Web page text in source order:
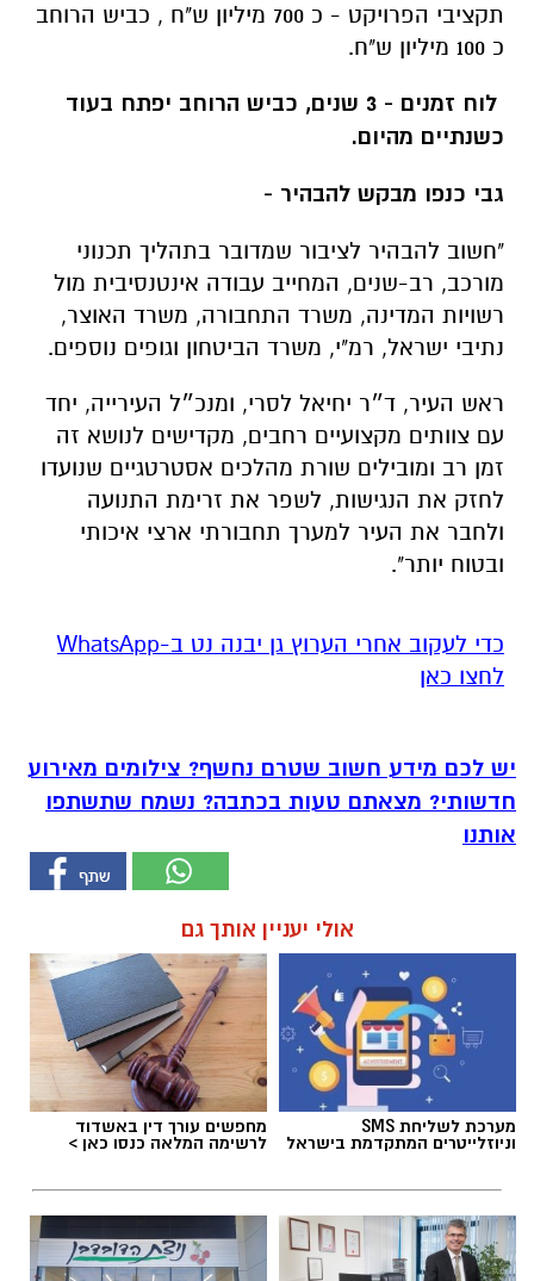
תקציבי הפרויקט - כ 700 מיליון ש"ח , כביש הרוחב
כ 100 מיליון ש"ח.
לוח זמנים - 3 שנים, כביש הרוחב יפתח בעוד
כשנתיים מהיום.
גבי כנפו מבקש להבהיר -
"חשוב להבהיר לציבור שמדובר בתהליך תכנוני
מורכב, רב-שנים, המחייב עבודה אינטנסיבית מול
רשויות המדינה, משרד התחבורה, משרד האוצר,
נתיבי ישראל, רמ"י, משרד הביטחון וגופים נוספים.
ראש העיר, ד״ר יחיאל לסרי, ומנכ״ל העירייה, יחד
עם צוותים מקצועיים רחבים, מקדישים לנושא זה
זמן רב ומובילים שורת מהלכים אסטרטגיים שנועדו
לחזק את הנגישות, לשפר את זרימת התנועה
ולחבר את העיר למערך תחבורתי ארצי איכותי
ובטוח יותר".
‏כדי לעקוב אחרי הערוץ גן יבנה נט ב-WhatsApp
לחצו כאן
יש לכם מידע חשוב שטרם נחשף? צילומים מאירוע
חדשותי? מצאתם טעות בכתבה? נשמח שתשתפו
אותנו
אולי יעניין אותך גם
מערכת לשליחת SMS
וניוזלייטרים המתקדמת בישראל
מחפשים עורך דין באשדוד
לרשימה המלאה כנסו כאן >